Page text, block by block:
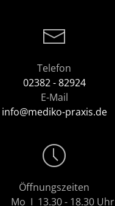
Telefon
02382 - 82924
E-Mail
info@mediko-praxis.de
Öffnungszeiten
Mo I 13.30 - 18.30 Uhr